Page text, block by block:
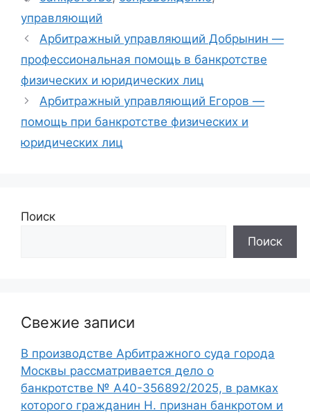
управляющий
Арбитражный управляющий Добрынин —
профессиональная помощь в банкротстве
физических и юридических лиц
Арбитражный управляющий Егоров —
помощь при банкротстве физических и
юридических лиц
Поиск
Поиск
Свежие записи
В производстве Арбитражного суда города
Москвы рассматривается дело о
банкротстве № А40-356892/2025, в рамках
которого гражданин Н. признан банкротом и